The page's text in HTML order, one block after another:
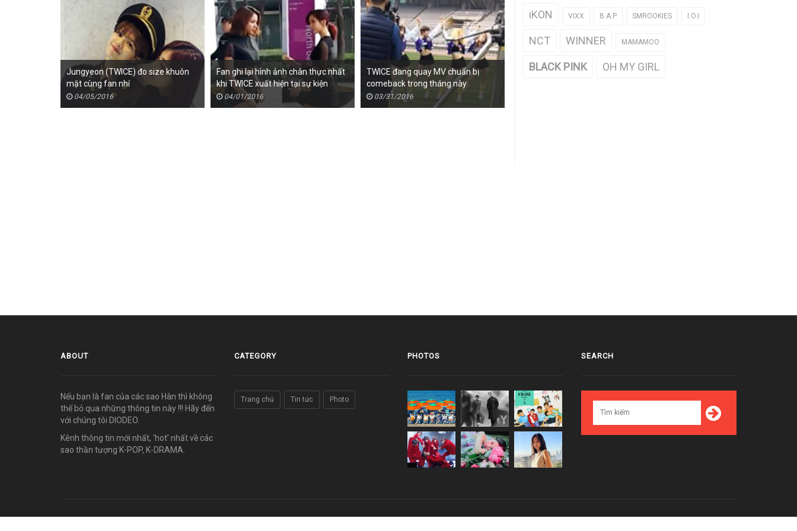
Jungyeon (TWICE) đo size khuôn
mặt cùng fan nhí
04/05/2016
Fan ghi lại hình ảnh chân thực nhất
khi TWICE xuất hiện tại sự kiện
04/01/2016
TWICE đang quay MV chuẩn bị
comeback trong tháng này
03/31/2016
3 thành viên TWICE cùng nhau nấu
iKON VIXX B.A.P SMROOKIES I.O.I
NCT WINNER MAMAMOO
BLACK PINK OH MY GIRL
ABOUT
Nếu bạn là fan của các sao Hàn thì không
thể bỏ qua những thông tin này !!! Hãy đến
với chúng tôi DIODEO.
Kênh thông tin mới nhất, ‘hot’ nhất về các
sao thần tượng K-POP, K-DRAMA.
CATEGORY
Trang chủ Tin tức Photo
PHOTOS SEARCH